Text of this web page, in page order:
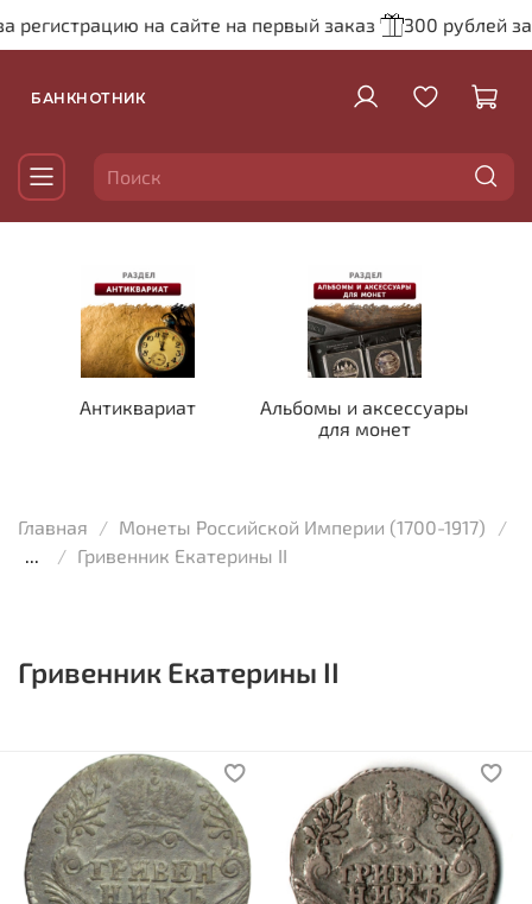
регистрацию на сайте на первый заказ 300 рублей
БАНКНОТНИК
Антиквариат
Альбомы и аксессуары
для монет
Главная
Монеты Российской Империи (1700-1917)
...
Гривенник Екатерины II
Гривенник Екатерины II